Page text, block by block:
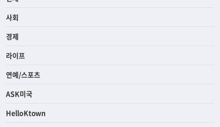
사회
경제
라이프
연예/스포츠
ASK미국
HelloKtown